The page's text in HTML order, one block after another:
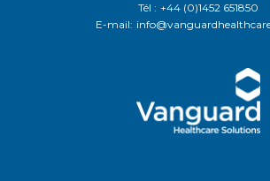
Tél : +44 (0)1452 651850
E-mail: